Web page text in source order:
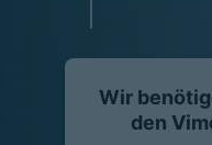
Wir
den